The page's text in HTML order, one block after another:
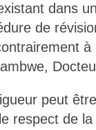
dans
de
à
peut
respect de la